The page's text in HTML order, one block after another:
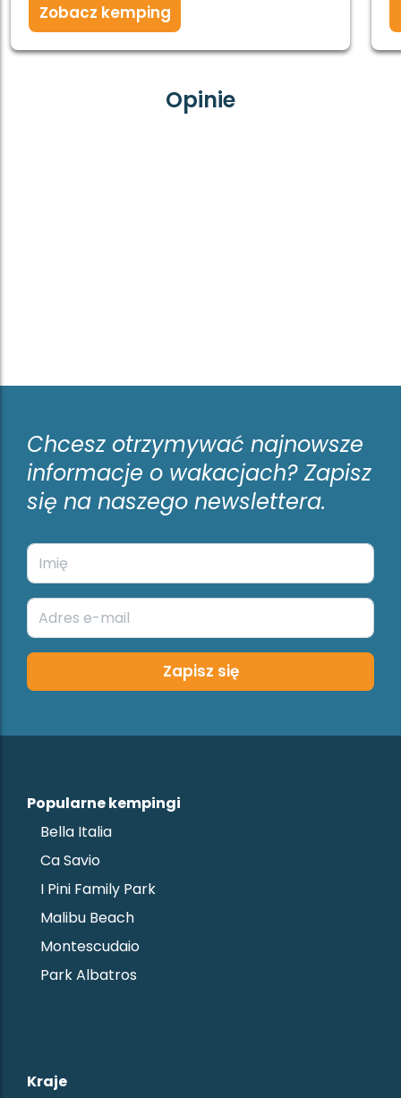
Zobacz kemping
Opinie
Chcesz otrzymywać najnowsze
informacje o wakacjach? Zapisz
się na naszego newslettera.
Zapisz się
Popularne kempingi
Bella Italia
Ca Savio
I Pini Family Park
Malibu Beach
Montescudaio
Park Albatros
Kraje